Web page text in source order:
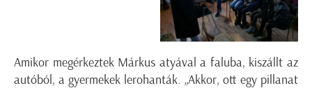
Amikor megérkeztek Márkus atyával a faluba, kiszállt az
autóból, a gyermekek lerohanták. „Akkor, ott egy pillanat